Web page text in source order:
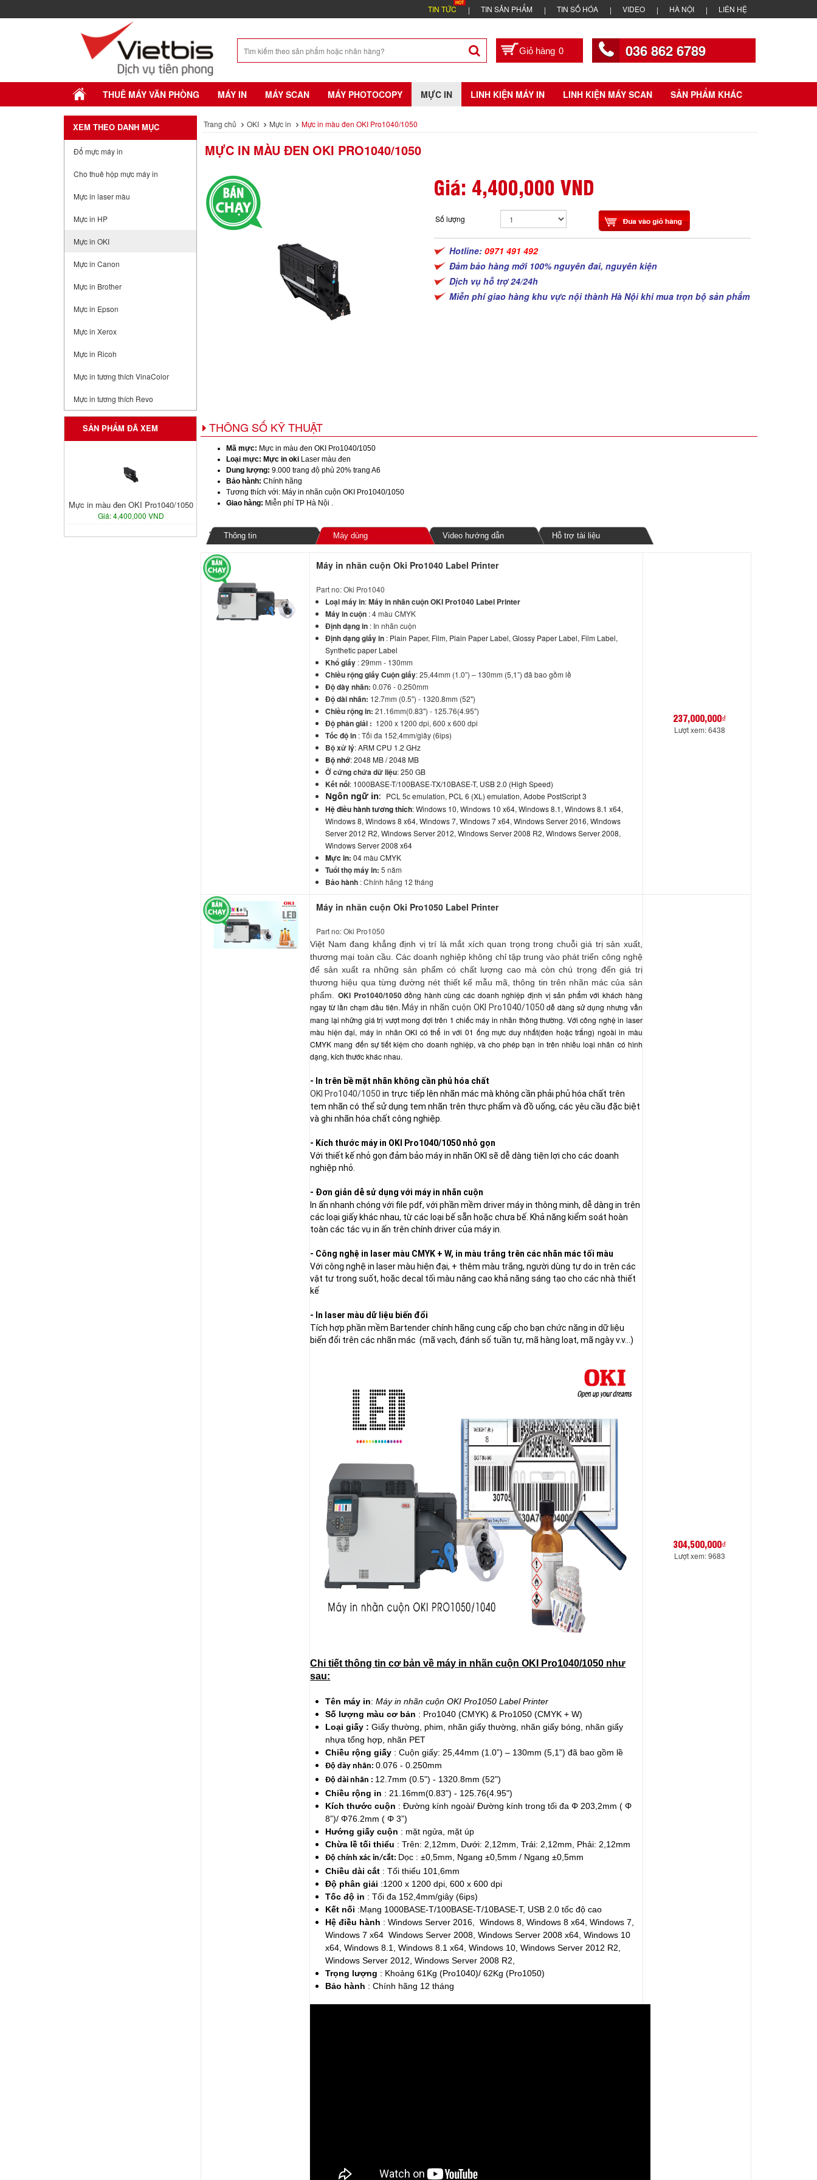
TIN TỨC TIN SẢN PHẨM TIN SỐ HÓA VIDEO HÀ NỘI LIÊN HỆ
0 036 862 6789
THUÊ MÁY VĂN PHÒNG MÁY IN MÁY SCAN MÁY PHOTOCOPY MỰC IN LINH KIỆN MÁY IN LINH KIỆN MÁY SCAN SẢN PHẨM KHÁC
XEM THEO DANH MỤC
Đổ mực máy in
Cho thuê hộp mực máy in
Mực in laser màu
Mực in HP
Mực in OKI
Mực in Canon
Mực in Brother
Mực in Epson
Mực in Xerox
Mực in Ricoh
Mực in tương thích VinaColor
Mực in tương thích Revo
SẢN PHẨM ĐÃ XEM
Mực in màu đen OKI Pro1040/1050
Giá: 4,400,000 VND
Trang chủ OKI Mực in Mực in màu đen OKI Pro1040/1050
MỰC IN MÀU ĐEN OKI PRO1040/1050
Giá: 4,400,000 VND
Số lượng
Hotline:0971 491 492
Đảm bảo hàng mới 100% nguyên đai, nguyên kiện
Dịch vụ hỗ trợ 24/24h
Miễn phí giao hàng khu vực nội thành Hà Nội khi mua trọn bộ sản phẩm
THÔNG SỐ KỸ THUẬT
Mã mực: Mực in màu đen OKI Pro1040/1050
Loại mực: Mực in oki Laser màu đen
Dung lượng: 9.000 trang độ phủ 20% trang A6
Bảo hành: Chính hãng
Tương thích với: Máy in nhãn cuộn OKI Pro1040/1050
Giao hàng: Miễn phí TP Hà Nội .
Thông tin Máy dùng Video hướng dẫn Hỗ trợ tài liệu
Máy in nhãn cuộn Oki Pro1040 Label Printer
Part no: Oki Pro1040
Loại máy in:Máy in nhãn cuộn OKI Pro1040 Label Printer
Máy in cuộn : 4 màu CMYK
Định dạng in : In nhãn cuộn
Định dạng giấy in : Plain Paper, Film, Plain Paper Label, Glossy Paper Label, Film Label,
Synthetic paper Label
Khổ giấy : 29mm - 130mm
Chiều rộng giấy Cuộn giấy: 25,44mm (1.0”) – 130mm (5,1”) đã bao gồm lề
Độ dày nhãn: 0.076 - 0.250mm
Độ dài nhãn: 12.7mm (0.5") - 1320.8mm (52")
Chiều rộngin: 21.16mm(0.83") - 125.76(4.95")
Độ phân giải : 1200 x 1200 dpi, 600 x 600 dpi
Tốc độ in : Tối đa 152,4mm/giây (6ips)
Bộ xử lý:ARM CPU 1.2 GHz
Bộ nhớ: 2048 MB / 2048 MB
Ở cứng chứa dữ liệu:250 GB
Kết nối: 1000BASE-T/100BASE-TX/10BASE-T, USB 2.0 (High Speed)
Ngôn ngữ in: PCL 5c emulation, PCL 6 (XL) emulation, Adobe PostScript 3
Hệ điều hành tương thích: Windows 10, Windows 10 x64, Windows 8.1, Windows 8.1 x64,
Windows 8, Windows 8 x64, Windows 7, Windows 7 x64, Windows Server 2016, Windows
Server 2012 R2, Windows Server 2012, Windows Server 2008 R2, Windows Server 2008,
Windows Server 2008 x64
Mực in:04 màu CMYK
Tuổi thọ máy in:5 năm
Bảo hành : Chính hãng 12 tháng
237,000,000₫
Lượt xem: 6438
Máy in nhãn cuộn Oki Pro1050 Label Printer
Part no: Oki Pro1050
Việt Nam đang khẳng định vị trí là mắt xích quan trọng trong chuỗi giá trị sản xuất,
thương mại toàn cầu. Các doanh nghiệp không chỉ tập trung vào phát triển công nghệ
để sản xuất ra những sản phẩm có chất lượng cao mà còn chú trọng đến giá trị
thương hiệu qua từng đường nét thiết kế mẫu mã, thông tin trên nhãn mác của sản
phẩm. OKI Pro1040/1050đồng hành cùng các doanh nghiệp định vị sản phẩm với khách hàng
ngay từ lần chạm đầu tiên.Máy in nhãn cuộn OKI Pro1040/1050 dễ dàng sử dụng nhưng vẫn
mang lại những giá trị vượt mong đợi trên 1 chiếc máy in nhãn thông thường. Với công nghệ in laser
màu hiện đại, máy in nhãn OKI có thể in với 01 ống mực duy nhất(đen hoặc trắng) ngoài in màu
CMYK mang đến sự tiết kiệm cho doanh nghiệp, và cho phép bạn in trên nhiều loại nhãn có hình
dạng, kích thước khác nhau.
- In trên bề mặt nhãn không cần phủ hóa chất
OKI Pro1040/1050 in trực tiếp lên nhãn mác mà không cần phải phủ hóa chất trên
tem nhãn có thể sử dụng tem nhãn trên thực phẩm và đồ uống, các yêu cầu đặc biệt
và ghi nhãn hóa chất công nghiệp.
- Kích thước máy in OKI Pro1040/1050 nhỏ gọn
Với thiết kế nhỏ gọn đảm bảo máy in nhãn OKI sẽ dễ dàng tiện lợi cho các doanh
nghiệp nhỏ.
- Đơn giản dễ sử dụng với máy in nhãn cuộn
In ấn nhanh chóng với file pdf, với phần mềm driver máy in thông minh, dễ dàng in trên
các loại giấy khác nhau, từ các loại bế sẵn hoặc chưa bế. Khả năng kiểm soát hoàn
toàn các tác vụ in ấn trên chính driver của máy in.
- Công nghệ in laser màu CMYK + W, in màu trắng trên các nhãn mác tối màu
Với công nghệ in laser màu hiện đại, + thêm màu trắng, người dùng tự do in trên các
vật tư trong suốt, hoặc decal tối màu nâng cao khả năng sáng tạo cho các nhà thiết
kế
- In laser màu dữ liệu biến đổi
Tích hợp phần mềm Bartender chính hãng cung cấp cho bạn chức năng in dữ liệu
biến đổi trên các nhãn mác (mã vạch, đánh số tuần tự, mã hàng loạt, mã ngày v.v...)
Chi tiết thông tin cơ bản về máy in nhãn cuộn OKI Pro1040/1050 như
sau:
Tên máy in:Máy in nhãn cuộn OKI Pro1050 Label Printer
Số lượng màu cơ bản : Pro1040 (CMYK) & Pro1050 (CMYK + W)
Loại giấy :Giấy thường, phim, nhãn giấy thường, nhãn giấy bóng, nhãn giấy
nhựa tổng hợp, nhãn PET
Chiều rộng giấy : Cuộn giấy: 25,44mm (1.0”) – 130mm (5,1”) đã bao gồm lề
Độ dày nhãn:0.076 - 0.250mm
Độ dài nhãn : 12.7mm (0.5") - 1320.8mm (52")
Chiều rộng in : 21.16mm(0.83") - 125.76(4.95")
Kích thước cuộn : Đường kính ngoài/ Đường kính trong tối đa Φ 203,2mm ( Φ
8”)/ Φ76.2mm ( Φ 3”)
Hướng giấy cuộn : mặt ngửa, mặt úp
Chừa lề tối thiểu : Trên: 2,12mm, Dưới: 2,12mm, Trái: 2,12mm, Phải: 2,12mm
Độ chính xác in/cắt: Dọc : ±0,5mm, Ngang ±0,5mm / Ngang ±0,5mm
Chiều dài cắt : Tối thiểu 101,6mm
Độ phân giải :1200 x 1200 dpi, 600 x 600 dpi
Tốc độ in : Tối đa 152,4mm/giây (6ips)
Kết nối :Mạng 1000BASE-T/100BASE-T/10BASE-T, USB 2.0 tốc độ cao
Hệ điều hành : Windows Server 2016, Windows 8, Windows 8 x64, Windows 7,
Windows 7 x64 Windows Server 2008, Windows Server 2008 x64, Windows 10
x64, Windows 8.1, Windows 8.1 x64, Windows 10, Windows Server 2012 R2,
Windows Server 2012, Windows Server 2008 R2,
Trọng lượng : Khoảng 61Kg (Pro1040)/ 62Kg (Pro1050)
Bảo hành : Chính hãng 12 tháng
304,500,000₫
Lượt xem: 9683